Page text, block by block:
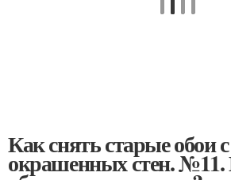
Как снять старые обои с
окрашенных стен. №11.